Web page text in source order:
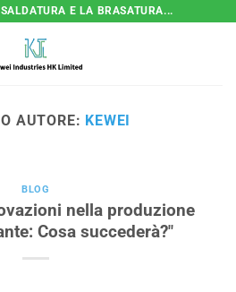
E LA BRASATURA...
AUTORE: KEWEI
BLOG
nella produzione
Cosa succederà?"